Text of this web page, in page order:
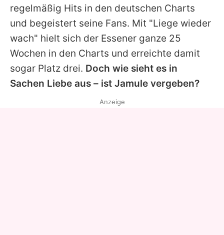
Utiq verwalten
regelmäßig Hits in den deutschen Charts
und begeistert seine Fans. Mit "Liege wieder
wach" hielt sich der Essener ganze 25
Wochen in den Charts und erreichte damit
sogar Platz drei. Doch wie sieht es in
Sachen Liebe aus – ist Jamule vergeben?
Anzeige